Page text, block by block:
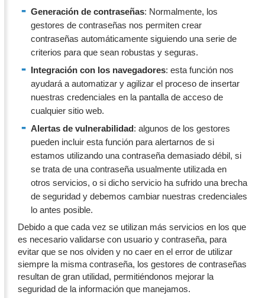
Generación de contraseñas: Normalmente, los
gestores de contraseñas nos permiten crear
contraseñas automáticamente siguiendo una serie de
criterios para que sean robustas y seguras.
Integración con los navegadores: esta función nos
ayudará a automatizar y agilizar el proceso de insertar
nuestras credenciales en la pantalla de acceso de
cualquier sitio web.
Alertas de vulnerabilidad: algunos de los gestores
pueden incluir esta función para alertarnos de si
estamos utilizando una contraseña demasiado débil, si
se trata de una contraseña usualmente utilizada en
otros servicios, o si dicho servicio ha sufrido una brecha
de seguridad y debemos cambiar nuestras credenciales
lo antes posible.
Debido a que cada vez se utilizan más servicios en los que
es necesario validarse con usuario y contraseña, para
evitar que se nos olviden y no caer en el error de utilizar
siempre la misma contraseña, los gestores de contraseñas
resultan de gran utilidad, permitiéndonos mejorar la
seguridad de la información que manejamos.